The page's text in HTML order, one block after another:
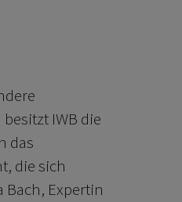
IWB die
das
die sich
Expertin